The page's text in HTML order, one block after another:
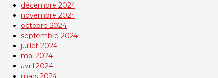
décembre 2024
novembre 2024
octobre 2024
septembre 2024
juillet 2024
mai 2024
avril 2024
mars 2024